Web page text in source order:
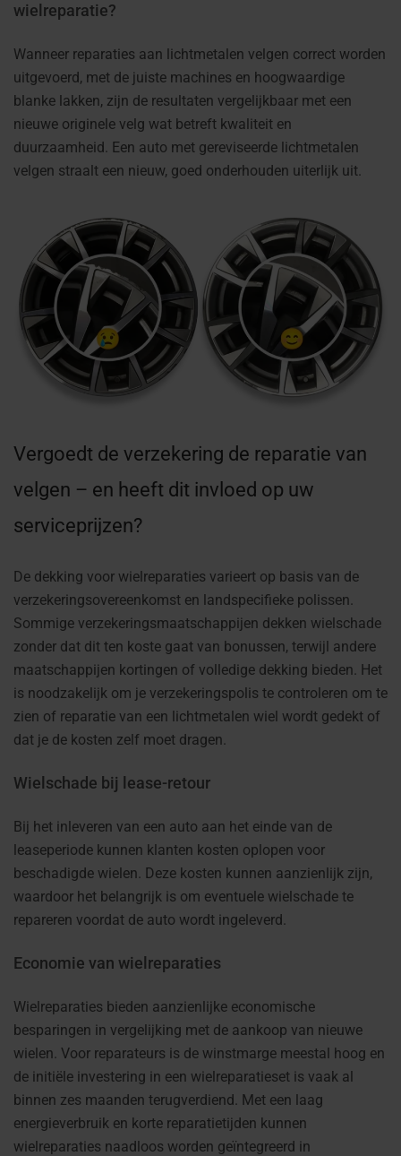
wielreparatie?
Wanneer reparaties aan lichtmetalen velgen correct worden
uitgevoerd, met de juiste machines en hoogwaardige
blanke lakken, zijn de resultaten vergelijkbaar met een
nieuwe originele velg wat betreft kwaliteit en
duurzaamheid. Een auto met gereviseerde lichtmetalen
velgen straalt een nieuw, goed onderhouden uiterlijk uit.
Vergoedt de verzekering de reparatie van
velgen – en heeft dit invloed op uw
serviceprijzen?
De dekking voor wielreparaties varieert op basis van de
verzekeringsovereenkomst en landspecifieke polissen.
Sommige verzekeringsmaatschappijen dekken wielschade
zonder dat dit ten koste gaat van bonussen, terwijl andere
maatschappijen kortingen of volledige dekking bieden. Het
is noodzakelijk om je verzekeringspolis te controleren om te
zien of reparatie van een lichtmetalen wiel wordt gedekt of
dat je de kosten zelf moet dragen.
Wielschade bij lease-retour
Bij het inleveren van een auto aan het einde van de
leaseperiode kunnen klanten kosten oplopen voor
beschadigde wielen. Deze kosten kunnen aanzienlijk zijn,
waardoor het belangrijk is om eventuele wielschade te
repareren voordat de auto wordt ingeleverd.
Economie van wielreparaties
Wielreparaties bieden aanzienlijke economische
besparingen in vergelijking met de aankoop van nieuwe
wielen. Voor reparateurs is de winstmarge meestal hoog en
de initiële investering in een wielreparatieset is vaak al
binnen zes maanden terugverdiend. Met een laag
energieverbruik en korte reparatietijden kunnen
wielreparaties naadloos worden geïntegreerd in